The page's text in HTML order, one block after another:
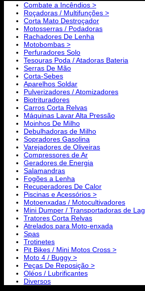
Combate a Incêndios >
Roçadoras / Multifunções >
Corta Mato Destroçador
Motosserras / Podadoras
Rachadores De Lenha
Motobombas >
Perfuradores Solo
Tesouras Poda / Atadoras Bateria
Serras De Mão
Corta-Sebes
Aparelhos Soldar
Pulverizadores / Atomizadores
Biotrituradores
Carros Corta Relvas
Máquinas Lavar Alta Pressão
Moinhos De Milho
Debulhadoras de Milho
Sopradores Gasolina
Varejadores de Oliveiras
Compressores de Ar
Geradores de Energia
Salamandras
Fogões a Lenha
Recuperadores De Calor
Piscinas e Acessórios >
Motoenxadas / Motocultivadores
Mini Dumper / Transportadoras de
Tratores Corta Relvas
Atrelados para Moto-enxada
Spas
Trotinetes
Pit Bikes / Mini Motos Cross >
Moto 4 / Buggy >
Peças De Reposição >
Oléos / Lubrificantes
Diversos